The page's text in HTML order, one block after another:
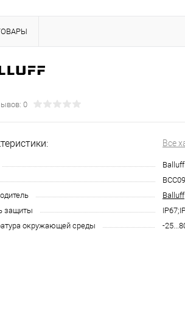
0
Все
Balluff
Balluff
защиты
окружающей среды
-